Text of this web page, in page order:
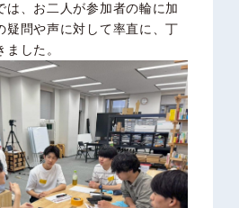
は、お二人が参加者の輪に加
疑問や声に対して率直に、丁
した。